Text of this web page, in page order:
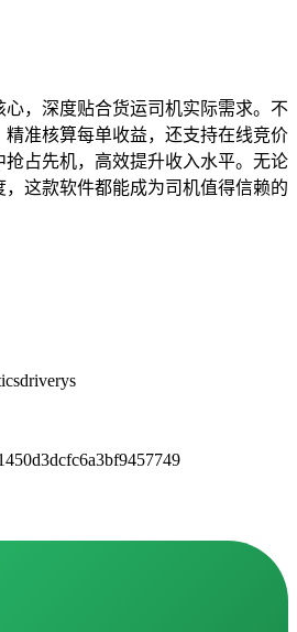
，深度贴合货运司机实际需求。不
准核算每单收益，还支持在线竞价
占先机，高效提升收入水平。无论
这款软件都能成为司机值得信赖的